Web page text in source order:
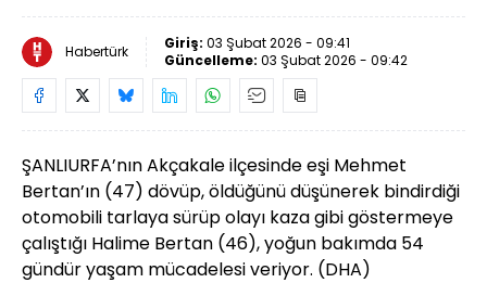
Habertürk Giriş: 03 Şubat 2026 - 09:41
Güncelleme: 03 Şubat 2026 - 09:42
ŞANLIURFA’nın Akçakale ilçesinde eşi Mehmet
Bertan’ın (47) dövüp, öldüğünü düşünerek bindirdiği
otomobili tarlaya sürüp olayı kaza gibi göstermeye
çalıştığı Halime Bertan (46), yoğun bakımda 54
gündür yaşam mücadelesi veriyor. (DHA)